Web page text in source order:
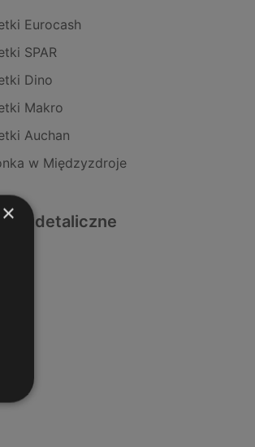
Eurocash
SPAR
Dino
Makro
Auchan
w Międzyzdroje
detaliczne
×